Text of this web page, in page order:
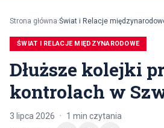
Strona główna·Świat i Relacje
ŚWIAT I RELACJE MIĘDZYNARODOWE
Dłuższe kolejki
kontrolach w
3 lipca 2026 · 1 min czytania